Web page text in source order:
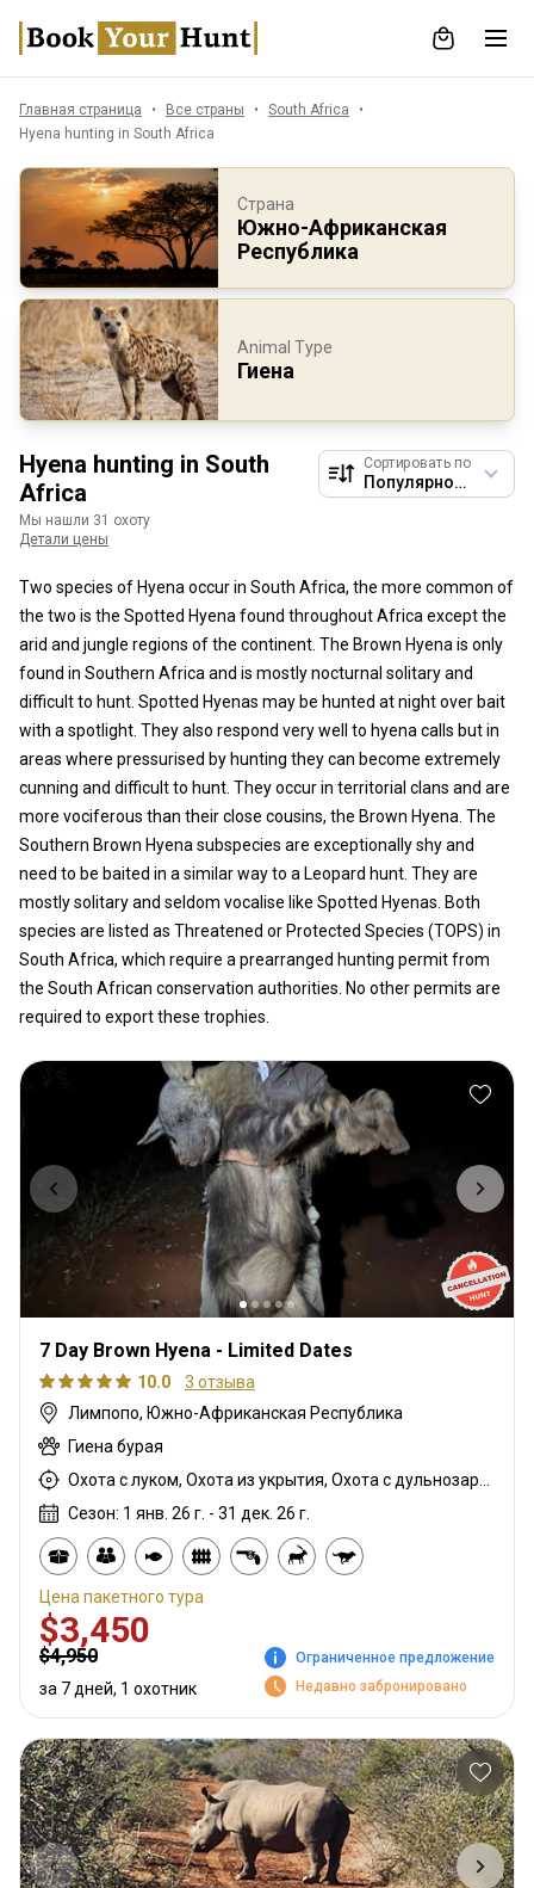
Главная страница Все страны
South Africa
Hyena hunting in South Africa
Страна
Южно-Африканская
Республика
Animal Type
Гиена
Hyena hunting in South
Africa
Мы нашли 31 охоту
Детали цены
Сортировать по
Two species of Hyena occur in South Africa, the more common of
the two is the Spotted Hyena found throughout Africa except the
arid and jungle regions of the continent. The Brown Hyena is only
found in Southern Africa and is mostly nocturnal solitary and
difficult to hunt. Spotted Hyenas may be hunted at night over bait
with a spotlight. They also respond very well to hyena calls but in
areas where pressurised by hunting they can become extremely
cunning and difficult to hunt. They occur in territorial clans and are
more vociferous than their close cousins, the Brown Hyena. The
Southern Brown Hyena subspecies are exceptionally shy and
need to be baited in a similar way to a Leopard hunt. They are
mostly solitary and seldom vocalise like Spotted Hyenas. Both
species are listed as Threatened or Protected Species (TOPS) in
South Africa, which require a prearranged hunting permit from
the South African conservation authorities. No other permits are
required to export these trophies.
7 Day Brown Hyena - Limited Dates
10.0
3 отзыва
Лимпопо, Южно-Африканская Республика
Гиена бурая
Сезон: 1 янв. 26 г. - 31 дек. 26 г.
Цена пакетного тура
$3,450
$4,950
за 7 дней, 1 охотник
Ограниченное предложение
Недавно забронировано